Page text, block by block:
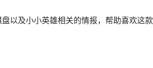
以及小小英雄相关的情报，帮助喜欢这款